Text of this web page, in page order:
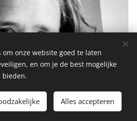
onze website goed te laten
en om je de best mogelijke
bieden.
Alles accepteren